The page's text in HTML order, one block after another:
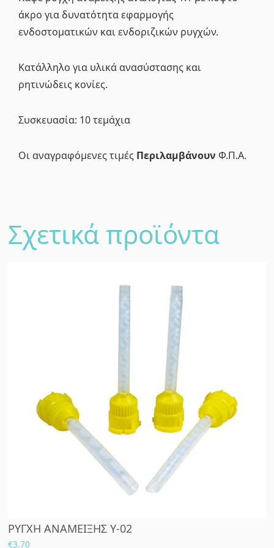
άκρο για δυνατότητα εφαρμογής
ενδοστοματικών και ενδοριζικών ρυγχών.
Κατάλληλο για υλικά ανασύστασης και
ρητινώδεις κονίες.
Συσκευασία: 10 τεμάχια
Οι αναγραφόμενες τιμές Περιλαμβάνουν Φ.Π.Α.
Σχετικά προϊόντα
ΡΥΓΧΗ ΑΝΑΜΕΙΞΗΣ Y-02
€3.70